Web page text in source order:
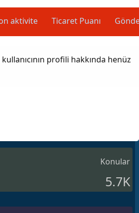
aktivite Ticaret Puanı
profili hakkında henüz
Konular
5.7K